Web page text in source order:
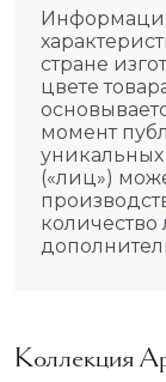
стране
цвете
момент
(«лиц»)
Коллекция